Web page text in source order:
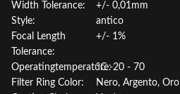
Width Tolerance:
+/- 0,01mm
Style:
antico
Focal Length
Tolerance:
+/- 1%
Operatingtemperature:°C -20 - 70
Filter Ring Color:
Nero, Argento, Oro